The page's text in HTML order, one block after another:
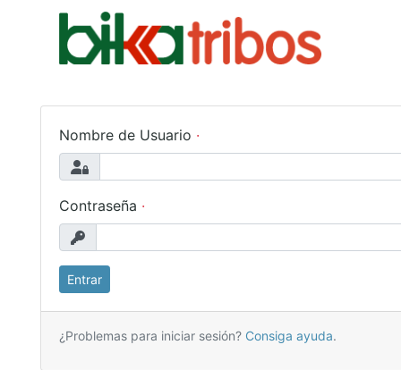
Nombre de Usuario
Contraseña
¿Problemas para iniciar sesión? Consiga ayuda.